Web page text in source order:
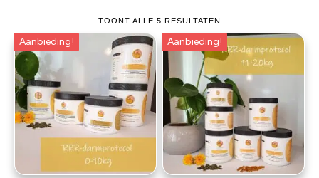
TOONT ALLE 5 RESULTATEN
Aanbieding! Aanbieding!